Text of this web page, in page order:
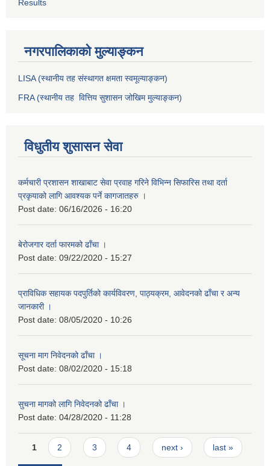
Results
नगरपालिकाको मुल्याङ्कन
LISA (स्थानीय तह संस्थागत क्षमता स्वमूल्याङ्कन)
FRA (स्थानीय तह वित्तिय सुशासन जोखिम मुल्याङ्कन)
विधुतीय शुसासन सेवा
कर्मचारी प्रशासन शाखाबाट सेवा प्रवाह गरिने विभिन्न सिफारिस तथा दर्ता
प्रकृयाको लागि आवश्यक पर्ने कागजातहरु ।
Post date: 06/16/2026 - 16:20
बेरोजगार दर्ता फारमको ढाँचा ।
Post date: 09/22/2020 - 15:27
प्राविधिक सहायक पदपुर्तिको कार्यविवरण, पाठ्यक्रम, आवेदनको ढाँचा र अन्य
जानकारी ।
Post date: 08/05/2020 - 10:26
सूचना माग निवेदनको ढाँचा ।
Post date: 08/02/2020 - 15:18
सुचना मागको लागि निवेदनको ढाँचा ।
Post date: 04/28/2020 - 11:28
Pages
1 2 3 4 next › last »